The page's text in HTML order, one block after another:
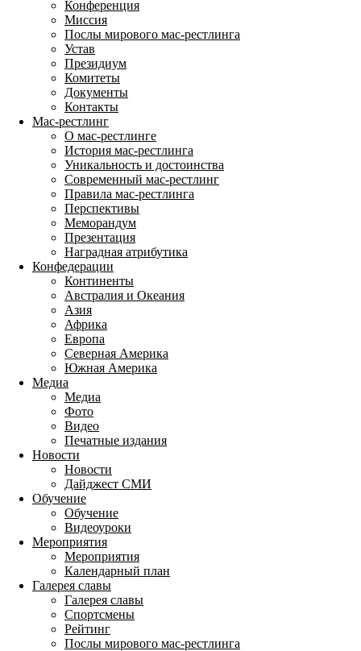
Конференция
Миссия
Послы мирового мас-рестлинга
Устав
Президиум
Комитеты
Документы
Контакты
Мас-рестлинг
О мас-рестлинге
История мас-рестлинга
Уникальность и достоинства
Современный мас-рестлинг
Правила мас-рестлинга
Перспективы
Меморандум
Презентация
Наградная атрибутика
Конфедерации
Континенты
Австралия и Океания
Азия
Африка
Европа
Северная Америка
Южная Америка
Медиа
Медиа
Фото
Видео
Печатные издания
Новости
Новости
Дайджест СМИ
Обучение
Обучение
Видеоуроки
Мероприятия
Мероприятия
Календарный план
Галерея славы
Галерея славы
Спортсмены
Рейтинг
Послы мирового мас-рестлинга